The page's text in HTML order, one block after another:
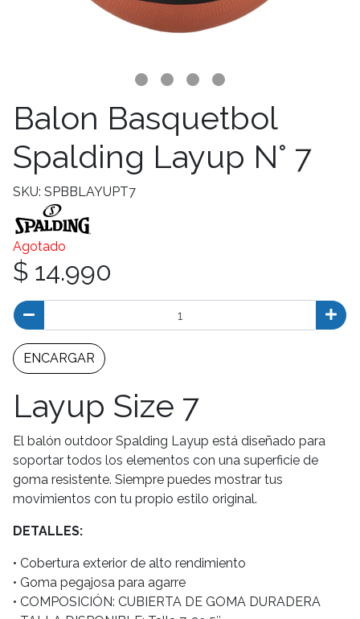
Balon Basquetbol
Spalding Layup N° 7
SKU: SPBBLAYUPT7
Agotado
$ 14.990
ENCARGAR
Layup Size 7
El balón outdoor Spalding Layup está diseñado para
soportar todos los elementos con una superficie de
goma resistente. Siempre puedes mostrar tus
movimientos con tu propio estilo original.
DETALLES:
• Cobertura exterior de alto rendimiento
• Goma pegajosa para agarre
• COMPOSICIÓN: CUBIERTA DE GOMA DURADERA